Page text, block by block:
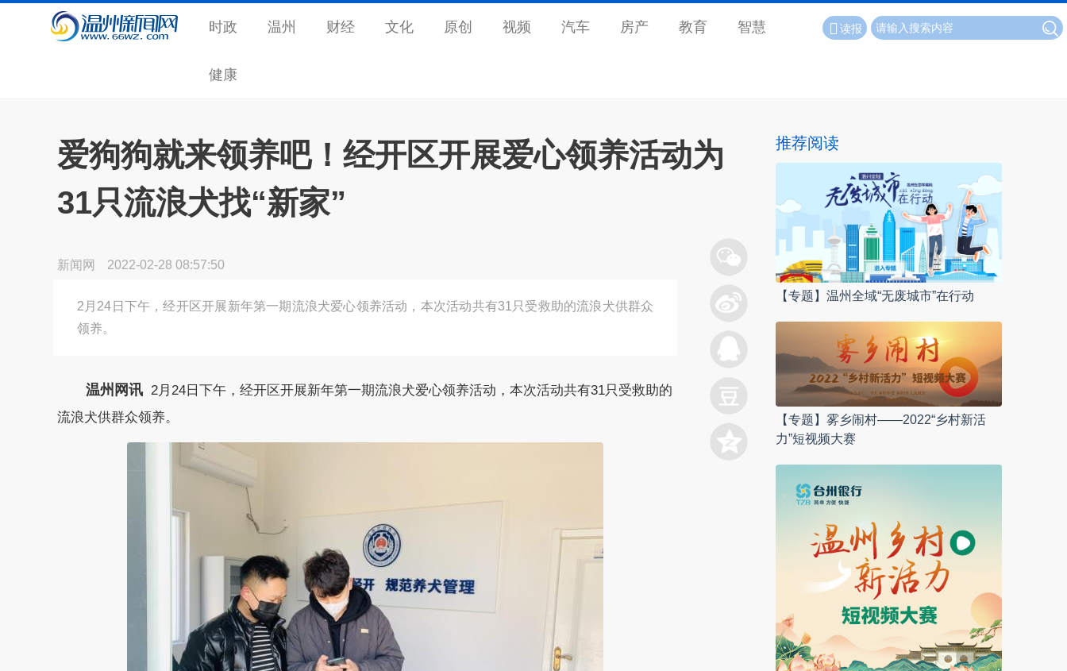
时政 温州 财经 文化 原创 视频 汽车 房产 教育 智慧
健康
读报
爱狗狗就来领养吧！经开区开展爱心领养活动为
31只流浪犬找“新家”
新闻网 2022-02-28 08:57:50
2月24日下午，经开区开展新年第一期流浪犬爱心领养活动，本次活动共有31只受救助的流浪犬供群众
领养。
温州网讯 2月24日下午，经开区开展新年第一期流浪犬爱心领养活动，本次活动共有31只受救助的
流浪犬供群众领养。
推荐阅读
【专题】温州全域“无废城市”在行动
【专题】雾乡闹村——2022“乡村新活
力”短视频大赛